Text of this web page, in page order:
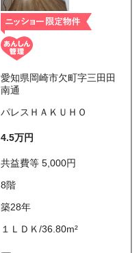
愛知県岡崎市欠町字三田田
南通
パレスＨＡＫＵＨＯ
4.5万円
共益費等5,000円
8階
築28年
１ＬＤＫ/36.80m²